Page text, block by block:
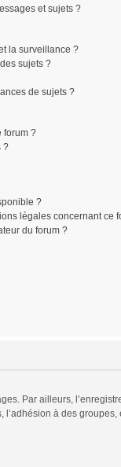
et sujets ?
la surveillance ?
sujets ?
de sujets ?
forum ?
?
?
légales concernant ce
du forum ?
Par ailleurs,
à des groupes,